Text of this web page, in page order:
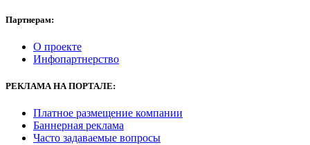
Партнерам:
О проекте
Инфопартнерство
РЕКЛАМА НА ПОРТАЛЕ:
Платное размещение компании
Баннерная реклама
Часто задаваемые вопросы